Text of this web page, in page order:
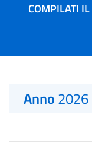
COMPILATI IL
Anno2026